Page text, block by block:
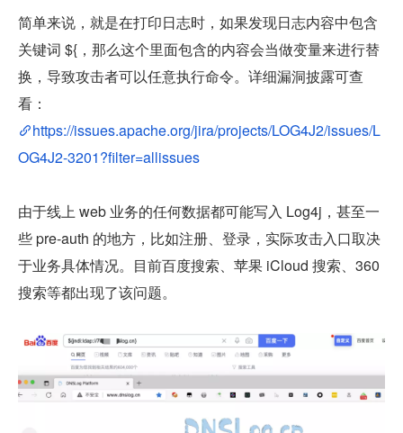
简单来说，就是在打印日志时，如果发现日志内容中包含
关键词 ${，那么这个里面包含的内容会当做变量来进行替
换，导致攻击者可以任意执行命令。详细漏洞披露可查
看：
https://issues.apache.org/jira/projects/LOG4J2/issues/L
OG4J2-3201?filter=allissues
由于线上 web 业务的任何数据都可能写入 Log4j，甚至一
些 pre-auth 的地方，比如注册、登录，实际攻击入口取决
于业务具体情况。目前百度搜索、苹果 iCloud 搜索、360
搜索等都出现了该问题。